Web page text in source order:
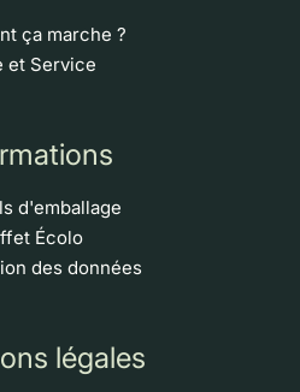
ça marche ?
et Service
d'emballage
Écolo
des données
légales